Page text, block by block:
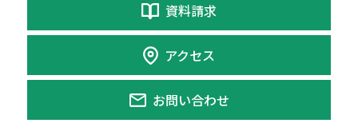
資料請求
アクセス
お問い合わせ